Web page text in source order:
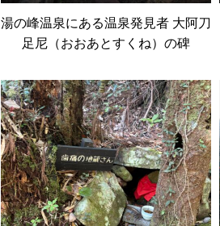
湯の峰温泉にある温泉発見者 大阿刀
足尼（おおあとすくね）の碑